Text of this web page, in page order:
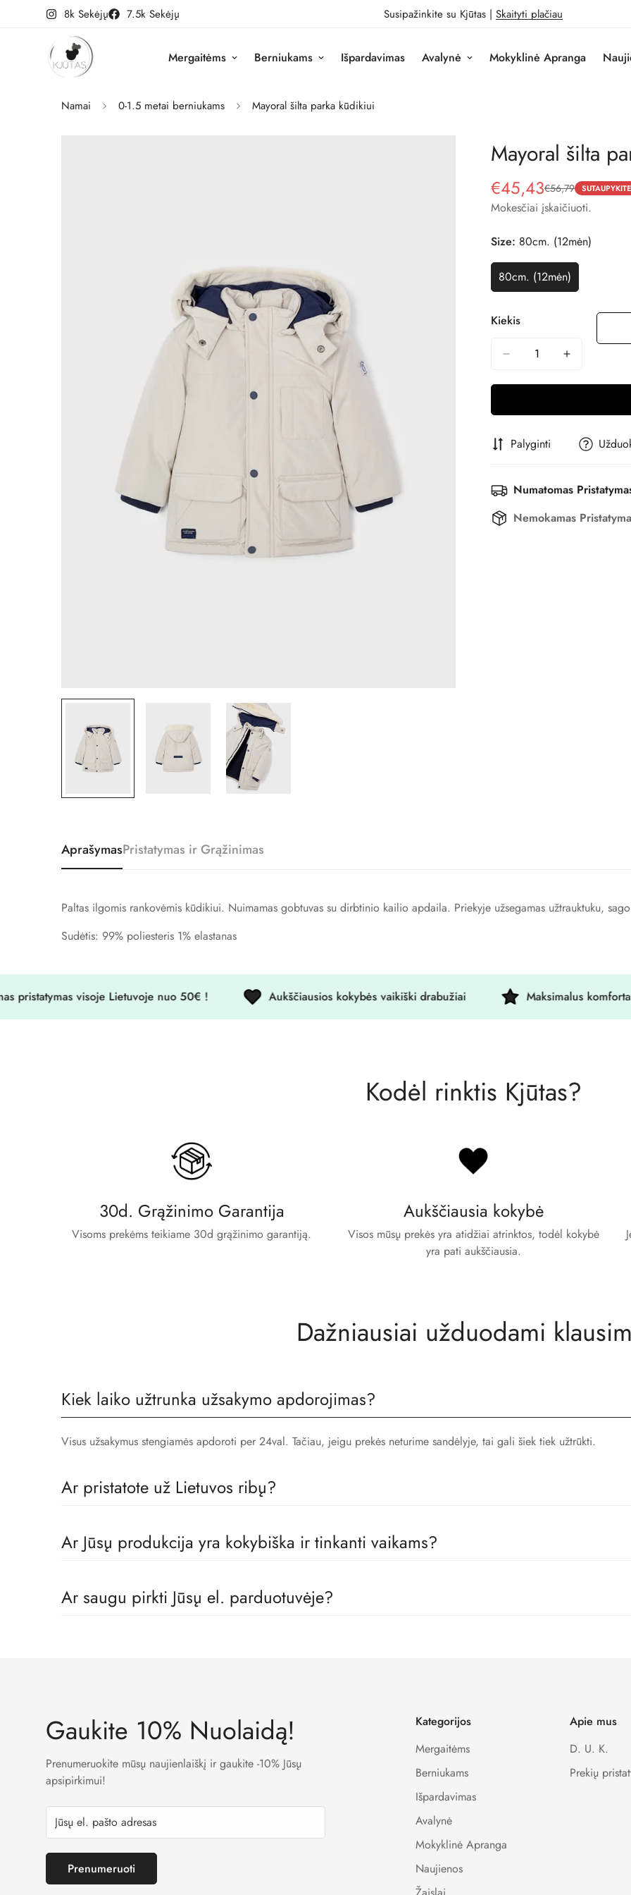
7.5k Sekėjų
8k Sekėjų Susipažinkite su Kjūtas | Skaityti plačiau
Mergaitėms Berniukams Išpardavimas Avalynė Mokyklinė Apranga
Namai 0-1.5 metai berniukams Mayoral šilta parka kūdikiui
Mayoral šilta
Pardavimo
kaina
€45,43
Reguliari
kaina
€56,79 SUTAUPYKITE
Mokesčiai įskaičiuoti.
Size: 80cm. (12mėn)
80cm. (12mėn)
Variantas
Išparduotas
Kiekis
Palyginti
Numatomas
Nemokamas
AprašymasPristatymas ir Grąžinimas
Paltas ilgomis rankovėmis kūdikiui. Nuimamas gobtuvas su dirbtinio kailio apdaila. Priekyje užsegamas užtrauktuku,
Sudėtis: 99% poliesteris 1% elastanas
visoje Lietuvoje nuo 50€ ! Aukščiausios kokybės vaikiški drabužiai Maksimalus komfortas
Kodėl rinktis Kjūtas?
30d. Grąžinimo Garantija
Visoms prekėms teikiame 30d grąžinimo garantiją.
Aukščiausia kokybė
Visos mūsų prekės yra atidžiai atrinktos, todėl kokybė
yra pati aukščiausia.
Dažniausiai užduodami
Kiek laiko užtrunka užsakymo apdorojimas?
Visus užsakymus stengiamės apdoroti per 24val. Tačiau, jeigu prekės neturime sandėlyje, tai gali šiek tiek užtrūkti.
Ar pristatote už Lietuvos ribų?
Ar Jūsų produkcija yra kokybiška ir tinkanti vaikams?
Ar saugu pirkti Jūsų el. parduotuvėje?
Gaukite 10% Nuolaidą!
Prenumeruokite mūsų naujienlaiškį ir gaukite -10% Jūsų
apsipirkimui!
Prenumeruoti
Kategorijos
Mergaitėms
Berniukams
Išpardavimas
Avalynė
Mokyklinė Apranga
Naujienos
Apie mus
D. U. K.
Prekių
Confirm your age
No, I'm not Yes, I am